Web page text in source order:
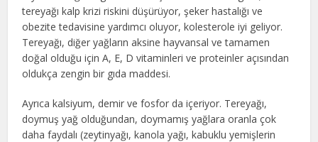
tereyağı kalp krizi riskini düşürüyor, şeker hastalığı ve
obezite tedavisine yardımcı oluyor, kolesterole iyi geliyor.
Tereyağı, diğer yağların aksine hayvansal ve tamamen
doğal olduğu için A, E, D vitaminleri ve proteinler açısından
oldukça zengin bir gıda maddesi.
Ayrıca kalsiyum, demir ve fosfor da içeriyor. Tereyağı,
doymuş yağ olduğundan, doymamış yağlara oranla çok
daha faydalı (zeytinyağı, kanola yağı, kabuklu yemişlerin